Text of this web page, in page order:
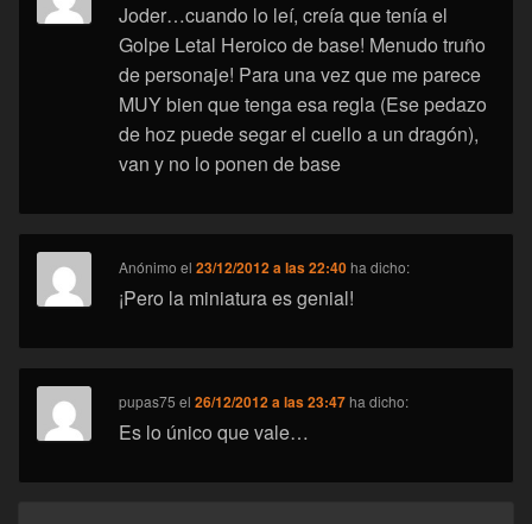
Joder…cuando lo leí, creía que tenía el
Golpe Letal Heroico de base! Menudo truño
de personaje! Para una vez que me parece
MUY bien que tenga esa regla (Ese pedazo
de hoz puede segar el cuello a un dragón),
van y no lo ponen de base
Anónimo el23/12/2012 a las 22:40 ha dicho:
¡Pero la miniatura es genial!
pupas75 el26/12/2012 a las 23:47 ha dicho:
Es lo único que vale…